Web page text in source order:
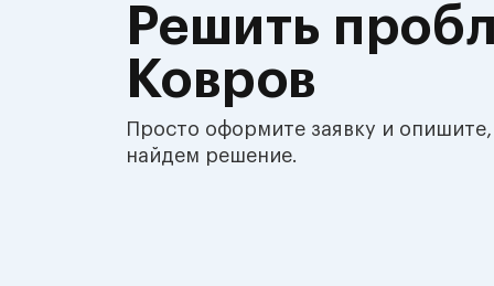
Решить
Ковров
Просто оформите заявку и
найдем решение.